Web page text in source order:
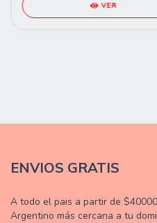
VER
ENVIOS GRATIS
A todo el pais a partir de
Argentino más cercana a tu